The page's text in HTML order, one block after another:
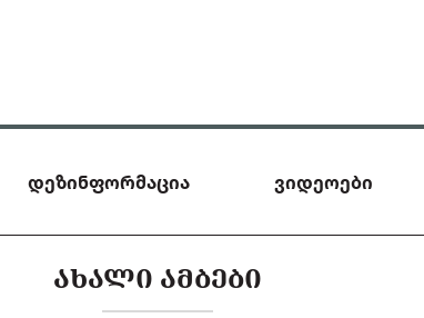
დეზინფორმაცია ვიდეოები
ᲐᲮᲐᲚᲘ ᲐᲛᲑᲔᲑᲘ